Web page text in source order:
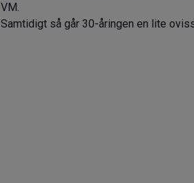
VM.
Samtidigt så går 30-åringen en lite